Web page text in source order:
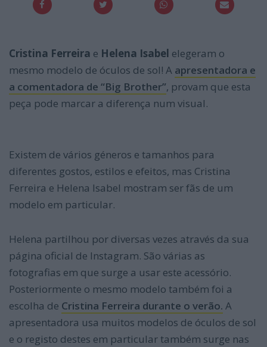
Cristina Ferreira e Helena Isabel elegeram o
mesmo modelo de óculos de sol! A apresentadora e
a comentadora de “Big Brother”, provam que esta
peça pode marcar a diferença num visual.
Existem de vários géneros e tamanhos para
diferentes gostos, estilos e efeitos, mas Cristina
Ferreira e Helena Isabel mostram ser fãs de um
modelo em particular.
Helena partilhou por diversas vezes através da sua
página oficial de Instagram. São várias as
fotografias em que surge a usar este acessório.
Posteriormente o mesmo modelo também foi a
escolha de Cristina Ferreira durante o verão. A
apresentadora usa muitos modelos de óculos de sol
e o registo destes em particular também surge nas